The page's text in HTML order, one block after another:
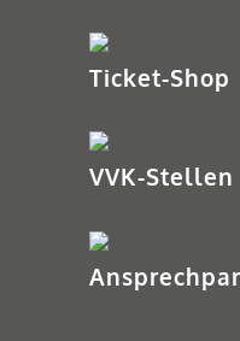
Ticket-Shop
VVK-Stellen